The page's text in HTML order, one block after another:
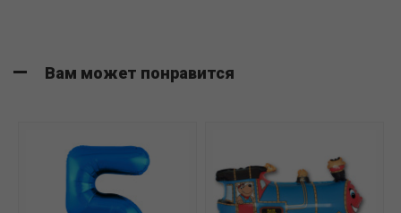
Вам может понравится